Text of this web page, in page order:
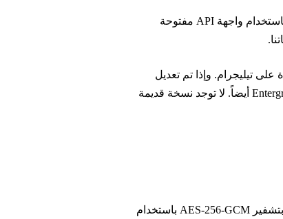
عندما تفتح محادثة في Entergram، نجلب الرسائل مباشرةً من خوادم تيليجرام باستخدام واجهة API مفتوحة
تيليجرام. وإذا تم تعديل
رسالة أو حذفها على تيليجرام، فإن هذه التغييرات تنعكس في نافذة محادثة Entergram أيضاً. لا توجد نسخة قديمة
نستخدم تشفير MTProto الأصلي من تيليجرام لجميع الاتصالات. جلستك مؤمّنة بتشفير AES-256-GCM باستخدام